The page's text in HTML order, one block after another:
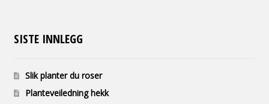
SISTE INNLEGG
Slik planter du roser
Planteveiledning hekk